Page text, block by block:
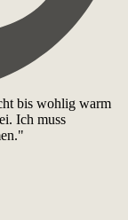
bis wohlig warm
Ich muss